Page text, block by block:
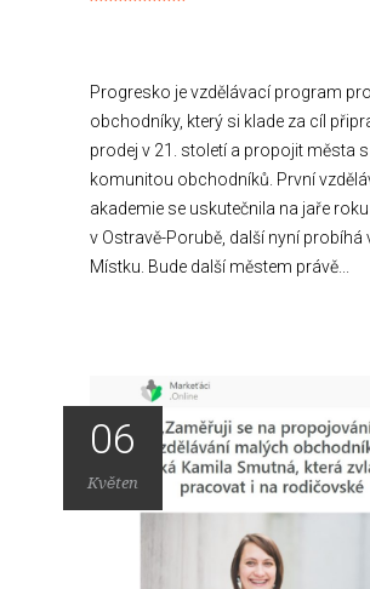
Progresko je vzdělávací program
obchodníky, který si klade za cíl
prodej v 21. století a propojit města
komunitou obchodníků. První
akademie se uskutečnila na jaře roku
v Ostravě-Porubě, další nyní probíhá
Místku. Bude další městem právě...
06
Květen